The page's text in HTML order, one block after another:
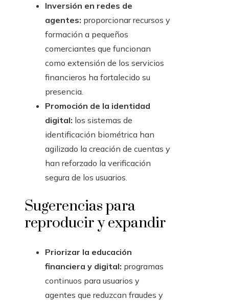
Inversión en redes de
agentes: proporcionar recursos y
formación a pequeños
comerciantes que funcionan
como extensión de los servicios
financieros ha fortalecido su
presencia.
Promoción de la identidad
digital: los sistemas de
identificación biométrica han
agilizado la creación de cuentas y
han reforzado la verificación
segura de los usuarios.
Sugerencias para
reproducir y expandir
Priorizar la educación
financiera y digital: programas
continuos para usuarios y
agentes que reduzcan fraudes y